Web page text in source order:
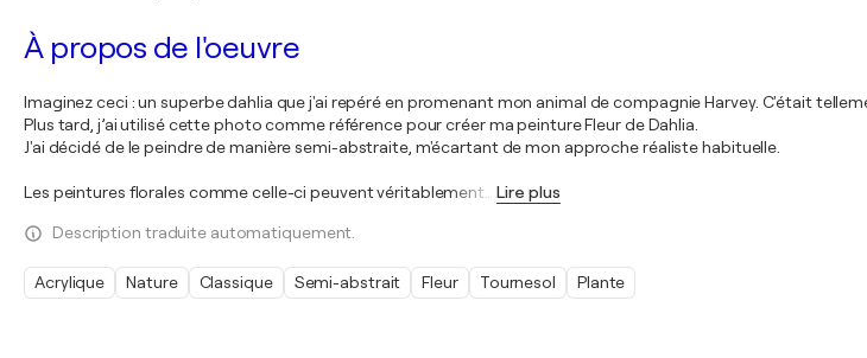
À propos de l'oeuvre
Imaginez ceci : un superbe dahlia que j'ai repéré en promenant mon animal de compagnie Harvey. C'était
Plus tard, j’ai utilisé cette photo comme référence pour créer ma peinture Fleur de Dahlia.
J'ai décidé de le peindre de manière semi-abstraite, m'écartant de mon approche réaliste habituelle.
Les peintures florales comme celle-ci peuvent véritablement Lire plus
Description traduite automatiquement.
Acrylique Nature Classique Semi-abstrait Fleur Tournesol Plante